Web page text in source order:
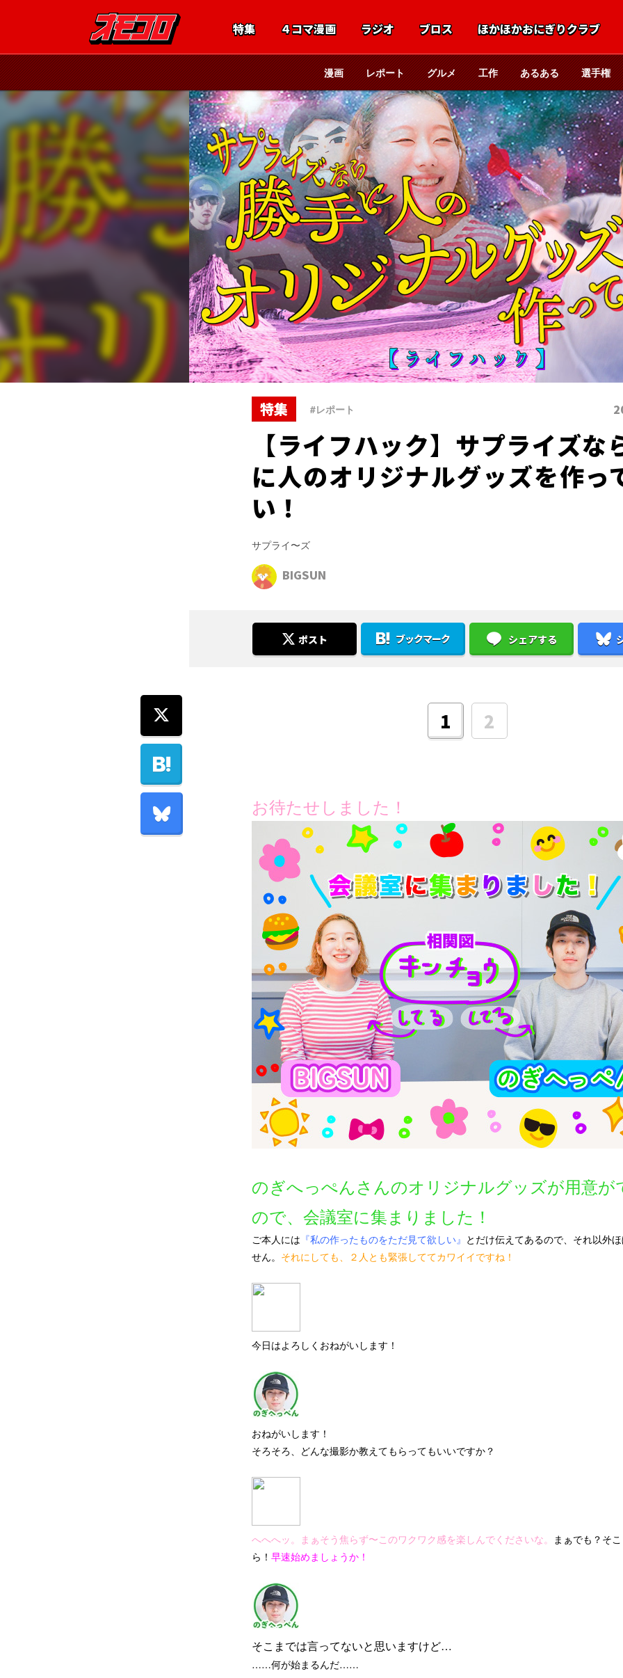
特集 ４コマ漫画 ラジオ ブロス ほかほかおにぎりクラブ
漫画 レポート グルメ 工作 あるある 選手権
特集 #レポート
【ライフハック】サプライズな
に人のオリジナルグッズを作っ
い！
サプライ〜ズ
BIGSUN
ポスト ブックマーク シェアする
1 2
お待たせしました！
のぎへっぺんさんのオリジナルグッズが用意が
ので、会議室に集まりました！
ご本人には 『私の作ったものをただ見て欲しい』 とだけ伝えてあるので、それ以外
せん。 それにしても、２人とも緊張しててカワイイですね！
今日はよろしくおねがいします！
おねがいします！
そろそろ、どんな撮影か教えてもらってもいいですか？
へへへッ。まぁそう焦らず〜このワクワク感を楽しんでくださいな。
まぁでも？そ
ら！ 早速始めましょうか！
そこまでは言ってないと思いますけど…
……何が始まるんだ……